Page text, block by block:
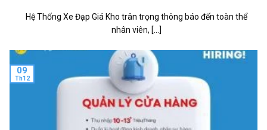
Hệ Thống Xe Đạp Giá Kho trân trọng thông báo đến toàn thể
nhân viên, [...]
09
Th12